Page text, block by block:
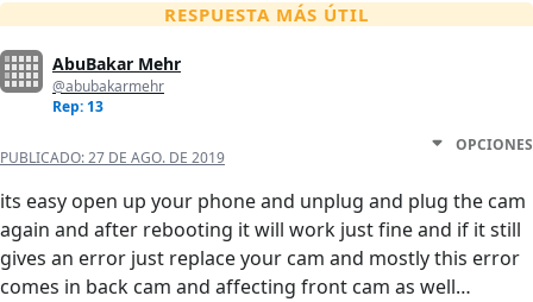
RESPUESTA MÁS ÚTIL
AbuBakar Mehr
@abubakarmehr
Rep: 13
PUBLICADO:27 DE AGO. DE 2019
OPCIONES
its easy open up your phone and unplug and plug the cam
again and after rebooting it will work just fine and if it still
gives an error just replace your cam and mostly this error
comes in back cam and affecting front cam as well…